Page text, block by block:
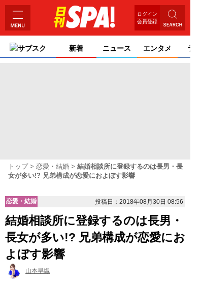
ログイン
会員登録
サブスク 新着 ニュース エンタメ ライ
トップ 恋愛・結婚
結婚相談所に登録するのは長男・長
女が多い!? 兄弟構成が恋愛におよぼす影響
恋愛・結婚 投稿日：2018年08月30日 08:56
結婚相談所に登録するのは長男・
長女が多い!? 兄弟構成が恋愛にお
よぼす影響
山本早織